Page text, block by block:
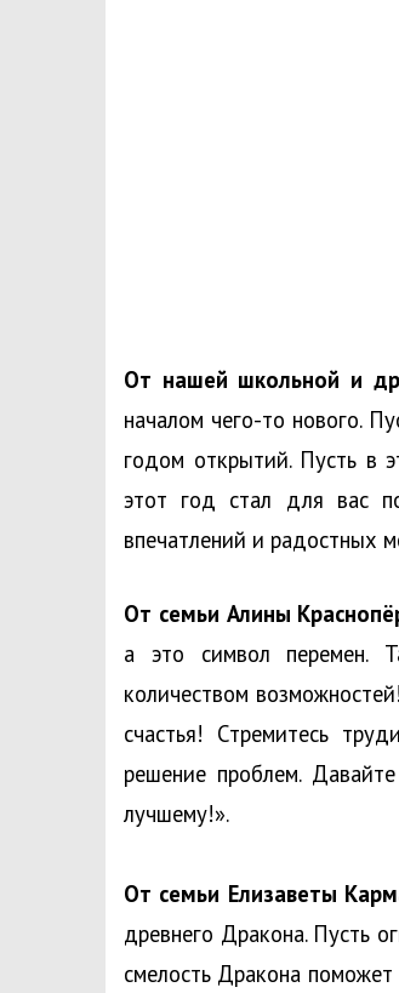
От нашей школьной и
началом чего-то нового.
годом открытий. Пусть в
этот год стал для вас
впечатлений и радостных
От семьи Алины
а это символ перемен.
количеством
счастья! Стремитесь
решение проблем.
лучшему!».
От семьи Елизаветы
древнего Дракона. Пусть
смелость Дракона